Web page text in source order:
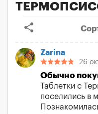
share
Zarina
26
Обычно
Таблетки с
поселились в